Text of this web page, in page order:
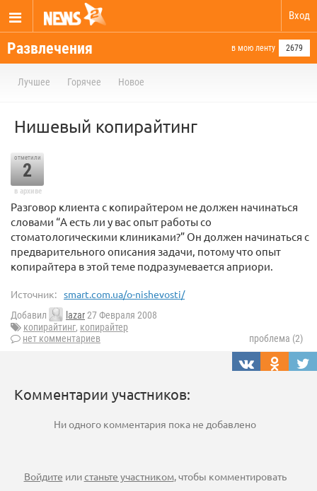
Вход
Развлечения в мою ленту 2679
Лучшее Горячее Новое
Нишевый копирайтинг
отметили
2
в архиве
Разговор клиента с копирайтером не должен начинаться
словами “А есть ли у вас опыт работы со
стоматологическими клиниками?” Он должен начинаться с
предварительного описания задачи, потому что опыт
копирайтера в этой теме подразумевается априори.
Источник: smart.com.ua/o-nishevosti/
Добавил lazar27 Февраля 2008
копирайтинг, копирайтер
нет комментариев
проблема (2)
Комментарии участников:
Ни одного комментария пока не добавлено
Войдите илистаньте участником, чтобы комментировать